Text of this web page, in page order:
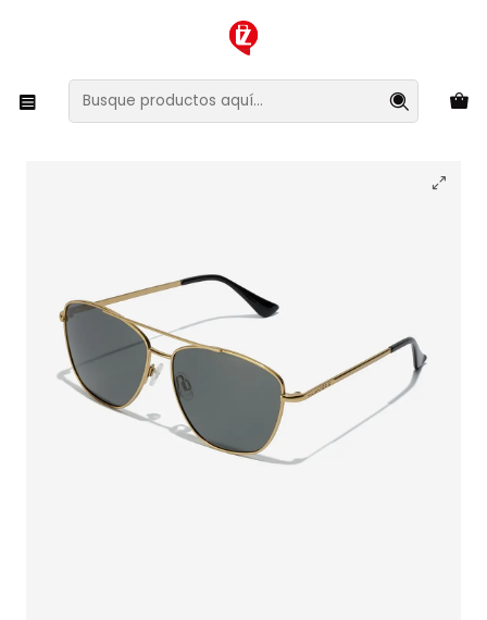
XMAS SALE ¡Compra antes de que la oferta termine!
Lentes y Accesorios Lentes de Sol
Lentes de Sol Polarizado Hawkers Lax HLAX22DBMP